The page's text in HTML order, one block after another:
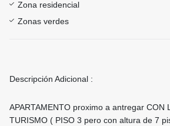
Zona residencial
Zonas verdes
Descripción Adicional :
APARTAMENTO proximo a antregar CON
TURISMO ( PISO 3 pero con altura de 7